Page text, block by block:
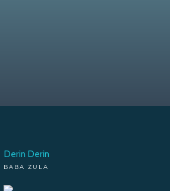
Derin Derin
BABA ZULA